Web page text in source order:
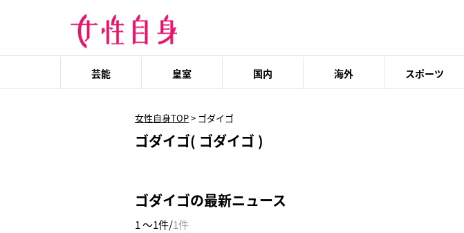
芸能 皇室 国内 海外 スポーツ
女性自身TOP> ゴダイゴ
ゴダイゴ( ゴダイゴ )
ゴダイゴの最新ニュース
1 ～1件/1件